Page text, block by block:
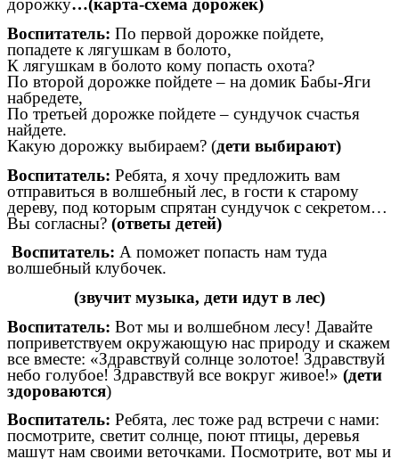
дорожку…(карта-схема дорожек)
Воспитатель: По первой дорожке пойдете,
попадете к лягушкам в болото,
К лягушкам в болото кому попасть охота?
По второй дорожке пойдете – на домик Бабы-Яги
набредете,
По третьей дорожке пойдете – сундучок счастья
найдете.
Какую дорожку выбираем? (дети выбирают)
Воспитатель: Ребята, я хочу предложить вам
отправиться в волшебный лес, в гости к старому
дереву, под которым спрятан сундучок с секретом…
Вы согласны? (ответы детей)
Воспитатель: А поможет попасть нам туда
волшебный клубочек.
(звучит музыка, дети идут в лес)
Воспитатель: Вот мы и волшебном лесу! Давайте
поприветствуем окружающую нас природу и скажем
все вместе: «Здравствуй солнце золотое! Здравствуй
небо голубое! Здравствуй все вокруг живое!» (дети
здороваются)
Воспитатель: Ребята, лес тоже рад встречи с нами:
посмотрите, светит солнце, поют птицы, деревья
машут нам своими веточками. Посмотрите, вот мы и